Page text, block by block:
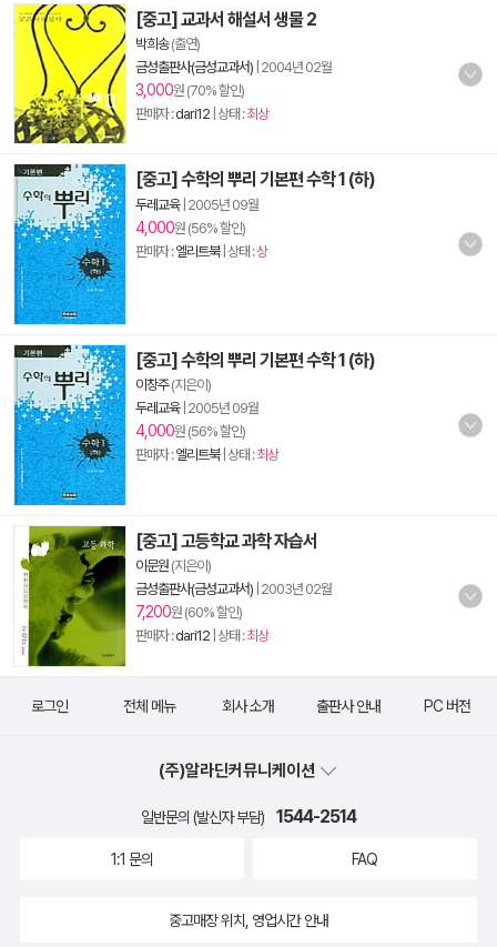
[중고] 교과서 해설서 생물 2
박희송(출연)
금성출판사(금성교과서) 2004년 02월
3,000원 (70% 할인)
판매자 :dari12 | 상태 :최상
[중고] 수학의 뿌리 기본편 수학 1 (하)
두레교육| 2005년 09월
4,000원 (56% 할인)
판매자 :엘리트북| 상태 :상
[중고] 수학의 뿌리 기본편 수학 1 (하)
이창주(지은이)
두레교육| 2005년 09월
4,000원 (56% 할인)
판매자 :엘리트북| 상태 :최상
[중고] 고등학교 과학 자습서
이문원 (지은이)
금성출판사(금성교과서) 2003년 02월
7,200원 (60% 할인)
판매자 :dari12 | 상태 :최상
로그인 전체 메뉴 회사 소개 출판사 안내 PC 버전
(주)알라딘커뮤니케이션
일반문의 (발신자 부담) 1544-2514
1:1 문의 FAQ
중고매장 위치, 영업시간 안내